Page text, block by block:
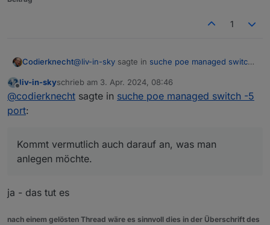
1
Codierknecht@liv-in-sky sagte in suche poe managed switch
weißt du zufällig, ob man die irgendwie mit
ohne PoE. Und der lässt sich nur per SNMP
lesen.
Kommt vermutlich auch darauf an, was man
anlegen möchte.
Offline
liv-in-skyschrieb am 3. Apr. 2024, 08:46
zuletzt editiert von
@codierknecht sagte in suche poe managed switch -5
port:
Kommt vermutlich auch darauf an, was man
anlegen möchte.
ja - das tut es
nach einem gelösten Thread wäre es sinnvoll dies in der Überschrift des